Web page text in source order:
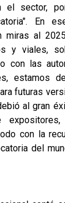
el sector,
En
miras al
y viales,
con las
estamos
futuras
al gran
con la
del